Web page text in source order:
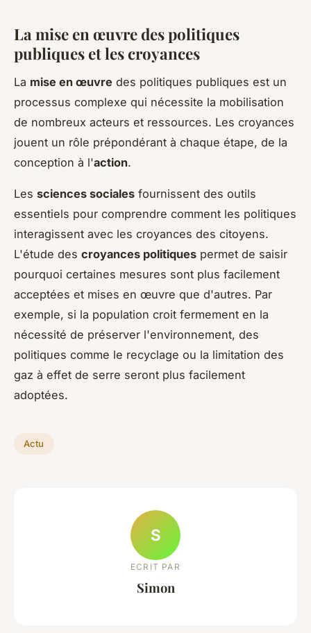
La mise en œuvre des politiques
publiques et les croyances
La mise en œuvre des politiques publiques est un
processus complexe qui nécessite la mobilisation
de nombreux acteurs et ressources. Les croyances
jouent un rôle prépondérant à chaque étape, de la
conception à l'action.
Les sciences sociales fournissent des outils
essentiels pour comprendre comment les politiques
interagissent avec les croyances des citoyens.
L'étude des croyances politiques permet de saisir
pourquoi certaines mesures sont plus facilement
acceptées et mises en œuvre que d'autres. Par
exemple, si la population croit fermement en la
nécessité de préserver l'environnement, des
politiques comme le recyclage ou la limitation des
gaz à effet de serre seront plus facilement
adoptées.
Actu
S
ECRIT PAR
Simon